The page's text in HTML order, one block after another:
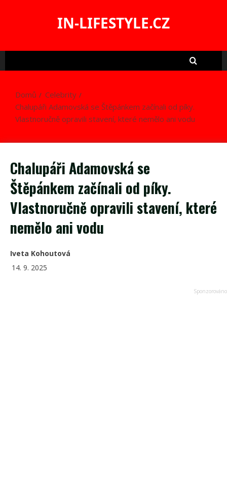
IN-LIFESTYLE.CZ
Domů
Celebrity
Chalupáři Adamovská se Štěpánkem začínali od píky.
Vlastnoručně opravili stavení, které nemělo ani vodu
Chalupáři Adamovská se
Štěpánkem začínali od píky.
Vlastnoručně opravili stavení, které
nemělo ani vodu
Iveta Kohoutová
14. 9. 2025